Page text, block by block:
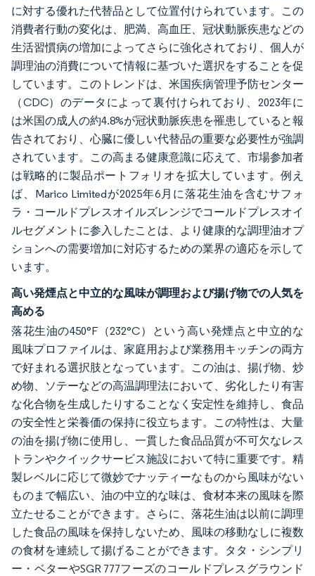
に対する優れた代替品として位置付けられています。この
消費者行動の変化は、肥満、高血圧、冠状動脈疾患などの
生活習慣病の増加によってさらに強化されており、個人が
調理油の消費について情報に基づいた選択をすることを促
しています。このトレンドは、米国疾病管理予防センター
（CDC）のデータによって裏付けられており、2023年に
は米国の成人の約4.8%が冠状動脈疾患を罹患していると報
告されており、心臓に優しい代替品の重要な必要性が強調
されています。この高まる健康意識に応えて、市場参加者
は戦略的に製品ポートフォリオを拡大しています。例え
ば、Marico Limitedが2025年6月に落花生油を含むサフォ
ラ・コールドプレスオイルズレンジでコールドプレスオイ
ルセグメントに参入したことは、より健康的な調理油オプ
ションへの需要増加に対応するための業界の適応を示して
います。
高い発煙点と中立的な風味が調理および揚げ物での人気を
高める
落花生油の450°F（232°C）という高い発煙点と中立的な
風味プロファイルは、家庭用および業務用キッチンの両方
で好まれる選択肢となっています。この油は、揚げ物、炒
め物、ソテーなどの高温調理法において、劣化したり有害
な化合物を生成したりすることなく安定性を維持し、食品
の安全性と栄養価の保持に役立ちます。この特性は、大量
の油を揚げ物に使用し、一貫した食品品質が不可欠なレス
トランやクイックサービス施設において特に重要です。精
製レベルに応じて微妙でナッティーなものから風味がない
ものまで幅広い、油の中立的な味は、食材本来の風味を際
立たせることができます。さらに、落花生油は以前に調理
した食品の風味を保持しないため、風味の移動なしに複数
の食材を連続して揚げることができます。タタ・シンプリ
ー・ベターやSGR 777フーズのコールドプレスグラウンド